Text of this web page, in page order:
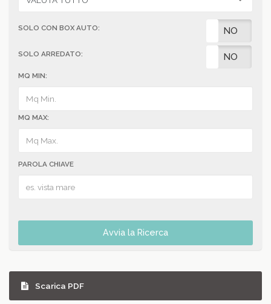
SOLO CON BOX AUTO: NO
SOLO ARREDATO: NO
MQ MIN:
MQ MAX:
PAROLA CHIAVE
Avvia la Ricerca
Scarica PDF